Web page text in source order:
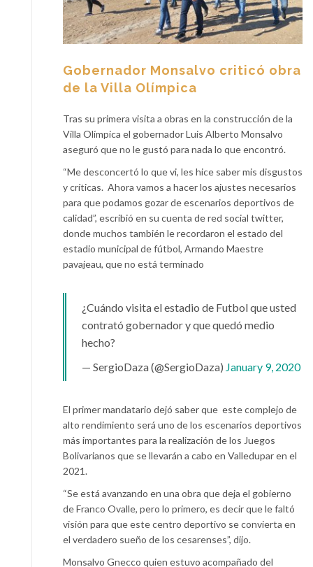
Gobernador Monsalvo criticó obra
de la Villa Olímpica
Tras su primera visita a obras en la construcción de la
Villa Olímpica el gobernador Luis Alberto Monsalvo
aseguró que no le gustó para nada lo que encontró.
“Me desconcertó lo que vi, les hice saber mis disgustos
y críticas. Ahora vamos a hacer los ajustes necesarios
para que podamos gozar de escenarios deportivos de
calidad”, escribió en su cuenta de red social twitter,
donde muchos también le recordaron el estado del
estadio municipal de fútbol, Armando Maestre
pavajeau, que no está terminado
¿Cuándo visita el estadio de Futbol que usted
contrató gobernador y que quedó medio
hecho?
— SergioDaza (@SergioDaza) January 9, 2020
El primer mandatario dejó saber que este complejo de
alto rendimiento será uno de los escenarios deportivos
más importantes para la realización de los Juegos
Bolivarianos que se llevarán a cabo en Valledupar en el
2021.
“Se está avanzando en una obra que deja el gobierno
de Franco Ovalle, pero lo primero, es decir que le faltó
visión para que este centro deportivo se convierta en
el verdadero sueño de los cesarenses”, dijo.
Monsalvo Gnecco quien estuvo acompañado del